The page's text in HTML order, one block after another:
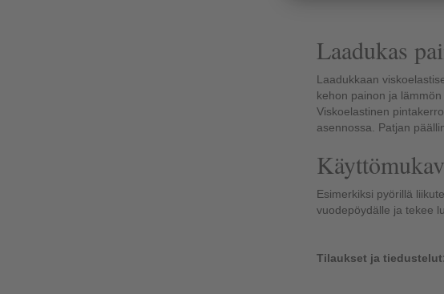
Laadukas
Laadukkaan
kehon painon ja
Viskoelastinen
asennossa. Patjan
Esimerkiksi pyörillä
vuodepöydälle ja tekee
Tilaukset ja tiedustelut: